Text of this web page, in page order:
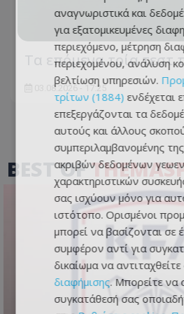
Τα επόμενα τρία τεστ
03.08.2026 - 17:25
BEST OF
αναγνωριστικά και
για εξατομικευμένες
περιεχόμενο, μέτρηση
περιεχομένου, ανάλυση
βελτίωση υπηρεσιών.
τρίτων (1884) ενδέχεται
επεξεργάζονται τα
αυτούς και άλλους
συμπεριλαμβανομένης
ακριβών δεδομένων
χαρακτηριστικών
σας ισχύουν μόνο για
ιστότοπο. Ορισμένοι
μπορεί να βασίζονται σε
συμφέρον αντί για
δικαίωμα να αντιταχθείτε
διαφήμισης. Μπορείτε να
συγκατάθεσή σας